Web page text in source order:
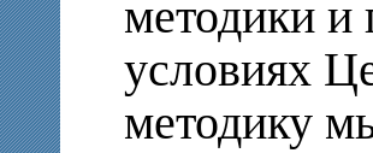
методики и
условиях
методику